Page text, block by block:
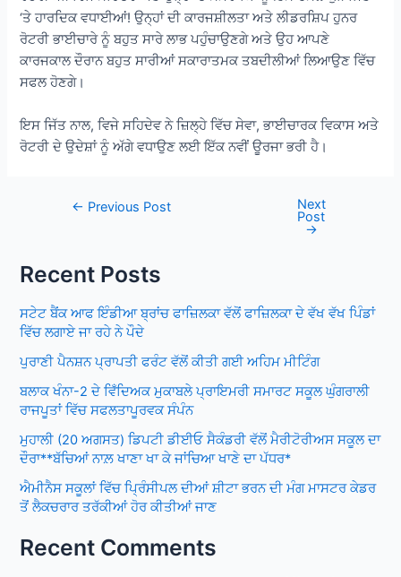
‘ਤੇ ਹਾਰਦਿਕ ਵਧਾਈਆਂ! ਉਨ੍ਹਾਂ ਦੀ ਕਾਰਜਸ਼ੀਲਤਾ ਅਤੇ ਲੀਡਰਸ਼ਿਪ ਹੁਨਰ
ਰੋਟਰੀ ਭਾਈਚਾਰੇ ਨੂੰ ਬਹੁਤ ਸਾਰੇ ਲਾਭ ਪਹੁੰਚਾਉਣਗੇ ਅਤੇ ਉਹ ਆਪਣੇ
ਕਾਰਜਕਾਲ ਦੌਰਾਨ ਬਹੁਤ ਸਾਰੀਆਂ ਸਕਾਰਾਤਮਕ ਤਬਦੀਲੀਆਂ ਲਿਆਉਣ ਵਿੱਚ
ਸਫਲ ਹੋਣਗੇ।
ਇਸ ਜਿੱਤ ਨਾਲ, ਵਿਜੇ ਸਹਿਦੇਵ ਨੇ ਜ਼ਿਲ੍ਹੇ ਵਿੱਚ ਸੇਵਾ, ਭਾਈਚਾਰਕ ਵਿਕਾਸ ਅਤੇ
ਰੋਟਰੀ ਦੇ ਉਦੇਸ਼ਾਂ ਨੂੰ ਅੱਗੇ ਵਧਾਉਣ ਲਈ ਇੱਕ ਨਵੀਂ ਊਰਜਾ ਭਰੀ ਹੈ।
Post← Previous Post Next
Post
→
Recent Posts
ਸਟੇਟ ਬੈਂਕ ਆਫ ਇੰਡੀਆ ਬ੍ਰਾਂਚ ਫਾਜ਼ਿਲਕਾ ਵੱਲੋਂ ਫਾਜ਼ਿਲਕਾ ਦੇ ਵੱਖ ਵੱਖ ਪਿੰਡਾਂ
ਵਿੱਚ ਲਗਾਏ ਜਾ ਰਹੇ ਨੇ ਪੌਦੇ
ਪੁਰਾਣੀ ਪੈਨਸ਼ਨ ਪ੍ਰਾਪਤੀ ਫਰੰਟ ਵੱਲੋਂ ਕੀਤੀ ਗਈ ਅਹਿਮ ਮੀਟਿੰਗ
ਬਲਾਕ ਖੰਨਾ-2 ਦੇ ਵਿਁਦਿਅਕ ਮੁਕਾਬਲੇ ਪ੍ਰਾਇਮਰੀ ਸਮਾਰਟ ਸਕੂਲ ਘੁੰਗਰਾਲੀ
ਰਾਜਪੂਤਾਂ ਵਿੱਚ ਸਫਲਤਾਪੂਰਵਕ ਸੰਪੰਨ
ਮੁਹਾਲੀ (20 ਅਗਸਤ) ਡਿਪਟੀ ਡੀਈਓ ਸੈਕੰਡਰੀ ਵੱਲੋਂ ਮੈਰੀਟੋਰੀਅਸ ਸਕੂਲ ਦਾ
ਦੌਰਾ**ਬੱਚਿਆਂ ਨਾਲ਼ ਖਾਣਾ ਖਾ ਕੇ ਜਾਂਚਿਆ ਖਾਣੇ ਦਾ ਪੱਧਰ*
ਐਮੀਨੈਸ ਸਕੂਲਾਂ ਵਿੱਚ ਪ੍ਰਿੰਸੀਪਲ ਦੀਆਂ ਸ਼ੀਟਾ ਭਰਨ ਦੀ ਮੰਗ ਮਾਸਟਰ ਕੇਡਰ
ਤੋਂ ਲੈਕਚਰਾਰ ਤਰੱਕੀਆਂ ਹੋਰ ਕੀਤੀਆਂ ਜਾਣ
Recent Comments